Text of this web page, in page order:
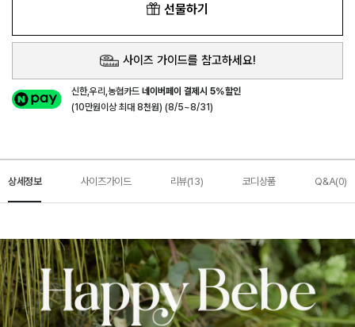
선물하기
사이즈 가이드를 참고하세요!
신한,우리,농협카드네이버페이 결제시 5%할인
(10만원이상 최대 8천원) (8/5~8/31)
상세정보 사이즈가이드 리뷰(13) 코디상품 Q&A(0)